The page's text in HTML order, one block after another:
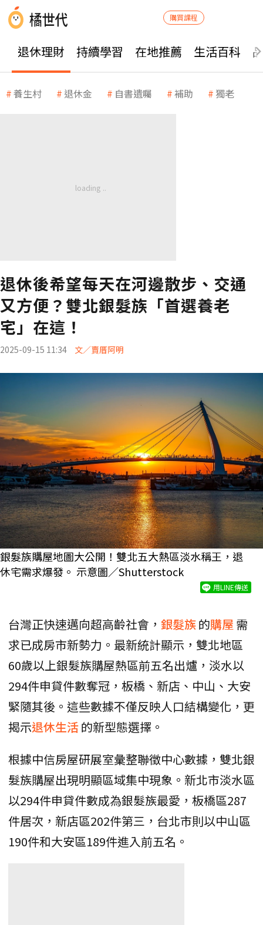
購買課程
退休理財 持續學習 在地推薦 生活百科
養生村 退休金 自書遺囑 補助 獨老
退休後希望每天在河邊散步、交通
又方便？雙北銀髮族「首選養老
宅」在這！
2025-09-15 11:34 文／賣厝阿明
銀髮族購屋地圖大公開！雙北五大熱區淡水稱王，退
休宅需求爆發。 示意圖／Shutterstock
用LINE傳送
台灣正快速邁向超高齡社會， 銀髮族的購屋 需
求已成房市新勢力。最新統計顯示，雙北地區
60歲以上銀髮族購屋熱區前五名出爐，淡水以
294件申貸件數奪冠，板橋、新店、中山、大安
緊隨其後。這些數據不僅反映人口結構變化，更
揭示退休生活的新型態選擇。
根據中信房屋研展室彙整聯徵中心數據，雙北銀
髮族購屋出現明顯區域集中現象。新北市淡水區
以294件申貸件數成為銀髮族最愛，板橋區287
件居次，新店區202件第三，台北市則以中山區
190件和大安區189件進入前五名。